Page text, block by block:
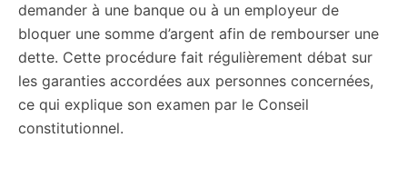
demander à une banque ou à un employeur de
bloquer une somme d’argent afin de rembourser une
dette. Cette procédure fait régulièrement débat sur
les garanties accordées aux personnes concernées,
ce qui explique son examen par le Conseil
constitutionnel.